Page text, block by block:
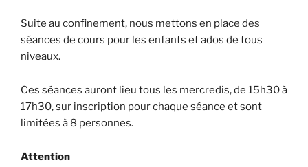
Suite au confinement, nous mettons en place des
séances de cours pour les enfants et ados de tous
niveaux.
Ces séances auront lieu tous les mercredis, de 15h30 à
17h30, sur inscription pour chaque séance et sont
limitées à 8 personnes.
Attention